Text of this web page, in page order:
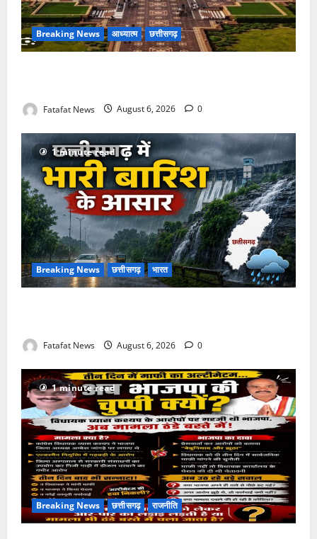
Breaking News आध्यात्म छत्तीसगढ़
Fatafat News August 6, 2026 0
1 minute read
Breaking News छत्तीसगढ़ भारत
Fatafat News August 6, 2026 0
1 minute read
Breaking News छत्तीसगढ़ राजनीति